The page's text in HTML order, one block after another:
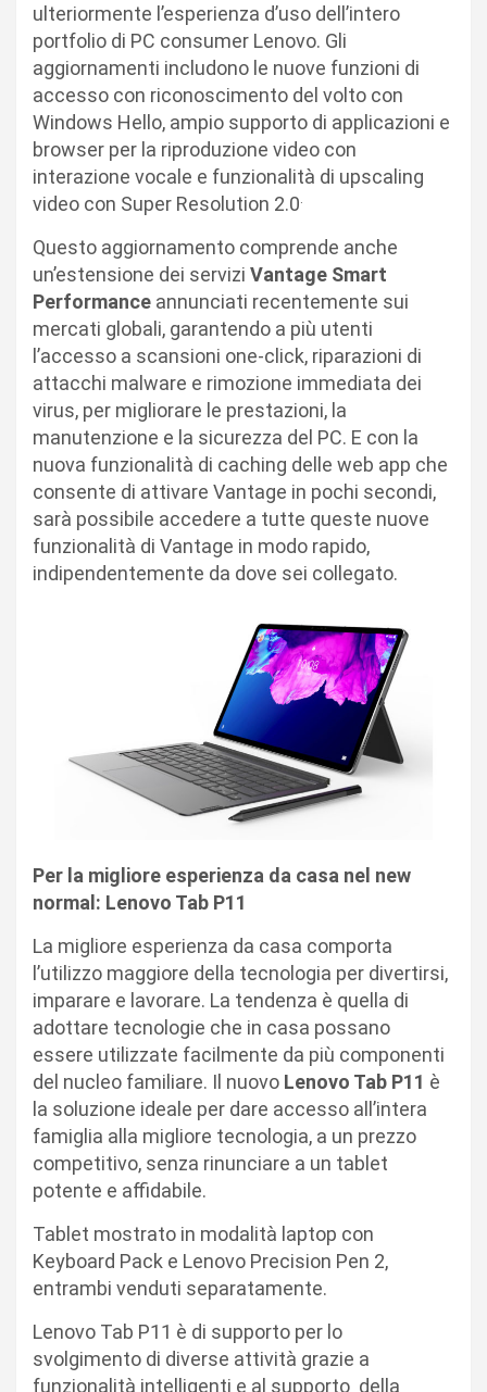
ulteriormente l’esperienza d’uso dell’intero
portfolio di PC consumer Lenovo. Gli
aggiornamenti includono le nuove funzioni di
accesso con riconoscimento del volto con
Windows Hello, ampio supporto di applicazioni e
browser per la riproduzione video con
interazione vocale e funzionalità di upscaling
video con Super Resolution 2.0
Questo aggiornamento comprende anche
un’estensione dei servizi Vantage Smart
Performance annunciati recentemente sui
mercati globali, garantendo a più utenti
l’accesso a scansioni one-click, riparazioni di
attacchi malware e rimozione immediata dei
virus, per migliorare le prestazioni, la
manutenzione e la sicurezza del PC. E con la
nuova funzionalità di caching delle web app che
consente di attivare Vantage in pochi secondi,
sarà possibile accedere a tutte queste nuove
funzionalità di Vantage in modo rapido,
indipendentemente da dove sei collegato.
Per la migliore esperienza da casa nel new
normal: Lenovo Tab P11
La migliore esperienza da casa comporta
l’utilizzo maggiore della tecnologia per divertirsi,
imparare e lavorare. La tendenza è quella di
adottare tecnologie che in casa possano
essere utilizzate facilmente da più componenti
del nucleo familiare. Il nuovo Lenovo Tab P11 è
la soluzione ideale per dare accesso all’intera
famiglia alla migliore tecnologia, a un prezzo
competitivo, senza rinunciare a un tablet
potente e affidabile.
Tablet mostrato in modalità laptop con
Keyboard Pack e Lenovo Precision Pen 2,
entrambi venduti separatamente.
Lenovo Tab P11 è di supporto per lo
svolgimento di diverse attività grazie a
funzionalità intelligenti e al supporto della